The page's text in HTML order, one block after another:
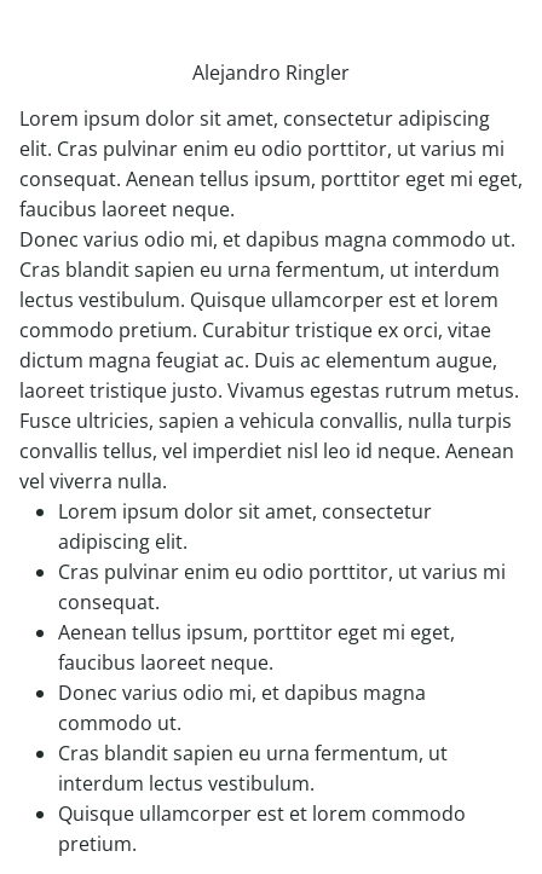
Alejandro Ringler
Lorem ipsum dolor sit amet, consectetur adipiscing
elit. Cras pulvinar enim eu odio porttitor, ut varius mi
consequat. Aenean tellus ipsum, porttitor eget mi eget,
faucibus laoreet neque.
Donec varius odio mi, et dapibus magna commodo ut.
Cras blandit sapien eu urna fermentum, ut interdum
lectus vestibulum. Quisque ullamcorper est et lorem
commodo pretium. Curabitur tristique ex orci, vitae
dictum magna feugiat ac. Duis ac elementum augue,
laoreet tristique justo. Vivamus egestas rutrum metus.
Fusce ultricies, sapien a vehicula convallis, nulla turpis
convallis tellus, vel imperdiet nisl leo id neque. Aenean
vel viverra nulla.
Lorem ipsum dolor sit amet, consectetur
adipiscing elit.
Cras pulvinar enim eu odio porttitor, ut varius mi
consequat.
Aenean tellus ipsum, porttitor eget mi eget,
faucibus laoreet neque.
Donec varius odio mi, et dapibus magna
commodo ut.
Cras blandit sapien eu urna fermentum, ut
interdum lectus vestibulum.
Quisque ullamcorper est et lorem commodo
pretium.